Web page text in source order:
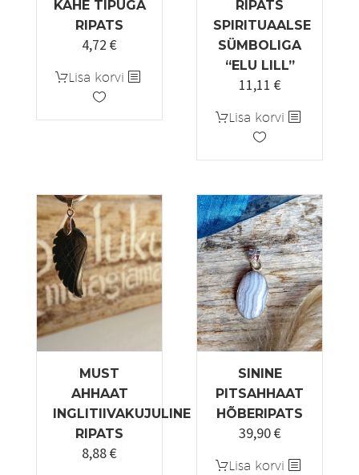
KAHE TIPUGA
RIPATS
Algne
oli:
5,90 €.
4,72 €Praegune
on:
Lisa korvi
RIPATS
SPIRITUAALSE
SÜMBOLIGA
“ELU LILL”
11,11 €
Lisa korvi
MUST
AHHAAT
INGLITIIVAKUJULINE
RIPATS
8,88€
SININE
PITSAHHAAT
HÕBERIPATS
39,90€
Lisa korvi